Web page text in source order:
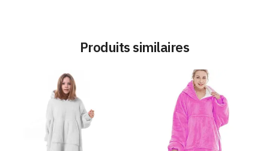
Produits similaires